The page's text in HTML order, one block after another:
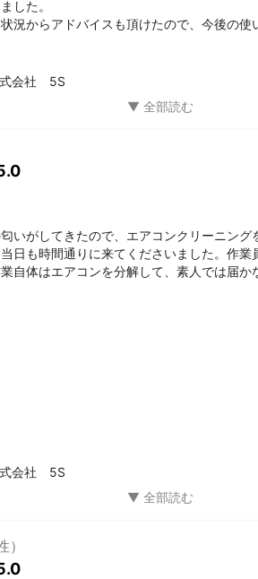
した。
況からアドバイスも頂けたので、今後の使
会社 5S
いがしてきたので、エアコンクリーニング
日も時間通りに来てくださいました。作
自体はエアコンを分解して、素人では届か
りました‼️値段も良心的だったので是非また
会社 5S
）